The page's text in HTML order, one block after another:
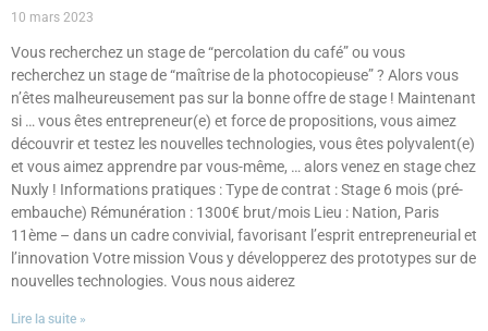
10 mars 2023
Vous recherchez un stage de “percolation du café” ou vous
recherchez un stage de “maîtrise de la photocopieuse” ? Alors vous
n’êtes malheureusement pas sur la bonne offre de stage ! Maintenant
si … vous êtes entrepreneur(e) et force de propositions, vous aimez
découvrir et testez les nouvelles technologies, vous êtes polyvalent(e)
et vous aimez apprendre par vous-même, … alors venez en stage chez
Nuxly ! Informations pratiques : Type de contrat : Stage 6 mois (pré-
embauche) Rémunération : 1300€ brut/mois Lieu : Nation, Paris
11ème – dans un cadre convivial, favorisant l’esprit entrepreneurial et
l’innovation Votre mission Vous y développerez des prototypes sur de
nouvelles technologies. Vous nous aiderez
Lire la suite »